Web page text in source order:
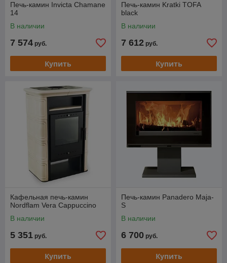
Печь-камин Invicta Chamane
14
В наличии
7 574 руб.
Купить
Печь-камин Kratki TOFA
black
В наличии
7 612 руб.
Купить
Кафельная печь-камин
Nordflam Vera Cappuccino
В наличии
5 351 руб.
Купить
Печь-камин Panadero Maja-
S
В наличии
6 700 руб.
Купить